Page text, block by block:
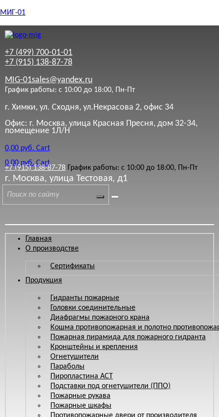
МИГ-01
+7 (499) 700-01-01
+7 (915) 138-87-78
MIG-01sales@yandex.ru
График работы: с 10:00 до 18:00, Пн-Пт
г. Химки, ул. Сходня, ул.Некрасова 2, офис 34
Офис: г. Москва, улица Красная Пресня, дом 32-34,
помещение 1Л/Н
0,00 руб. Cart
0,00руб. Cart
+7 (915) 138-87-78 График работы: с 10:00 до 18:00, Пн-Пт
г. Москва, улица Тестовая, д1
Главная
О производстве
Сертификаты
Продукция
Гидранты пожарные
Головки соединительные
Диафрагмы пожарного крана
Кошма противопожарная и полотно
Пожарная пирамида для пожарного гидранта
Кронштейны и крепления
Огнетушители
Параболы
Пиропластина АСТ
Подставки под огнетушители (ППО)
Пожарные рукава
Пожарные шкафы